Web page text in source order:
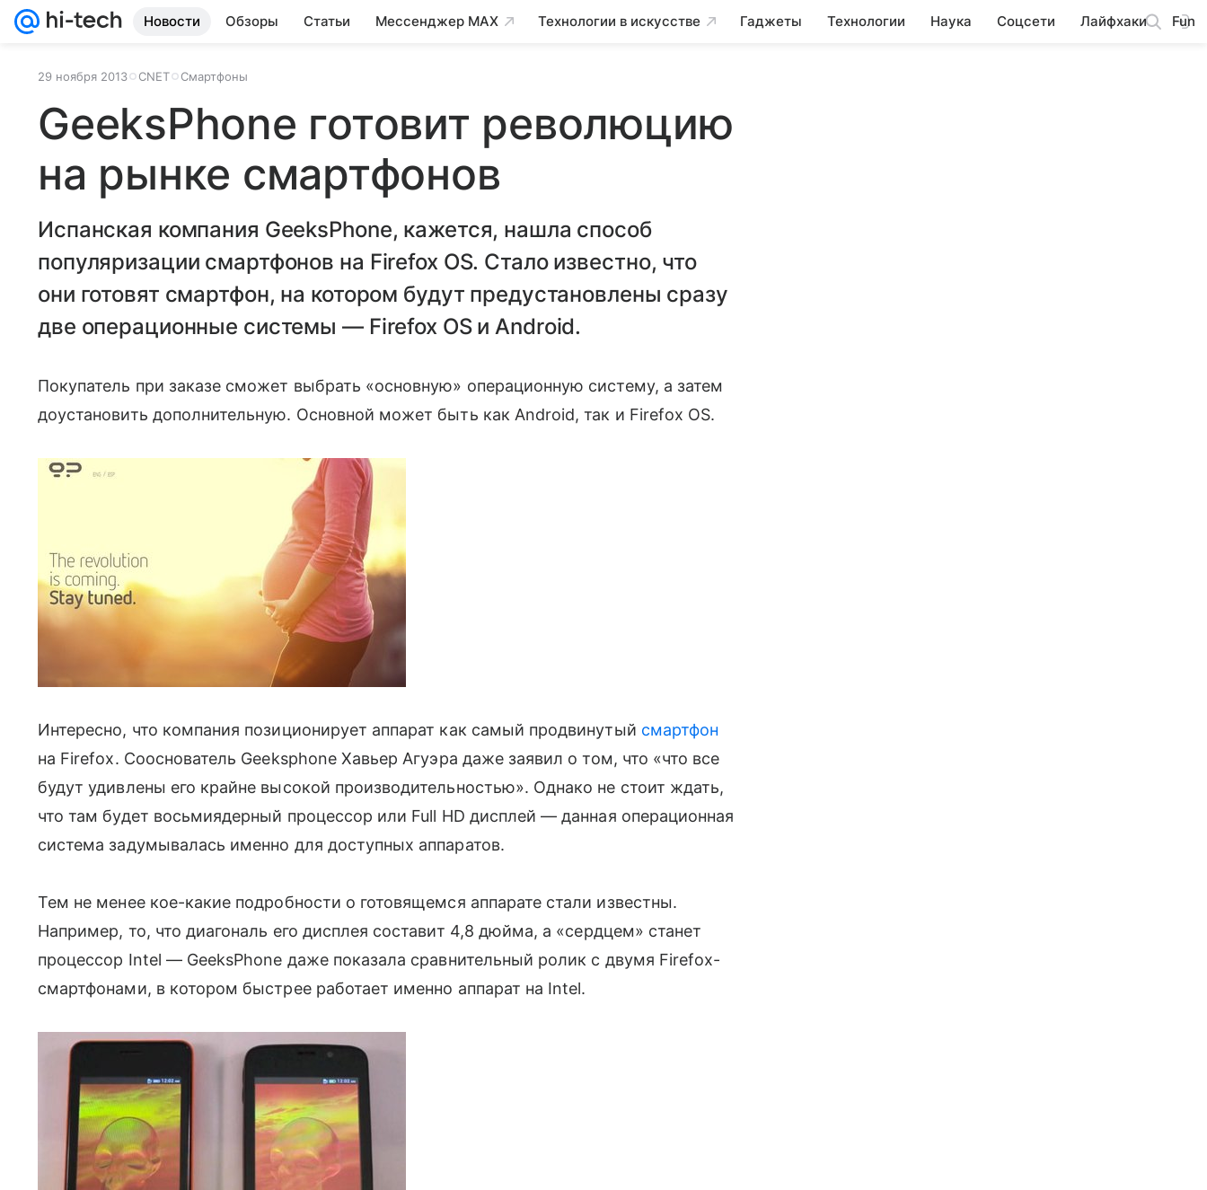
Новости Обзоры Статьи Мессенджер MAX Технологии в искусстве Гаджеты Технологии Наука Соцсети Лайфхаки Fun
29 ноября 2013 CNET Смартфоны
GeeksPhone готовит революцию
на рынке смартфонов
Испанская компания GeeksPhone, кажется, нашла способ
популяризации смартфонов на Firefox OS. Стало известно, что
они готовят смартфон, на котором будут предустановлены сразу
две операционные системы — Firefox OS и Android.
Покупатель при заказе сможет выбрать «основную» операционную систему, а затем
доустановить дополнительную. Основной может быть как Android, так и Firefox OS.
Интересно, что компания позиционирует аппарат как самый продвинутый смартфон
на Firefox. Сооснователь Geeksphone Хавьер Агуэра даже заявил о том, что «что все
будут удивлены его крайне высокой производительностью». Однако не стоит ждать,
что там будет восьмиядерный процессор или Full HD дисплей — данная операционная
система задумывалась именно для доступных аппаратов.
Тем не менее кое-какие подробности о готовящемся аппарате стали известны.
Например, то, что диагональ его дисплея составит 4,8 дюйма, а «сердцем» станет
процессор Intel — GeeksPhone даже показала сравнительный ролик с двумя Firefox-
смартфонами, в котором быстрее работает именно аппарат на Intel.